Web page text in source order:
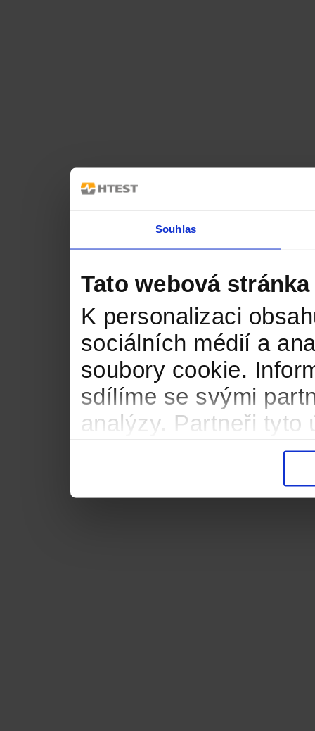
Souhlas
Tato webová
K personalizaci
sociálních médií a
soubory cookie.
sdílíme se svými
analýzy. Partneři tyto
informacemi, které